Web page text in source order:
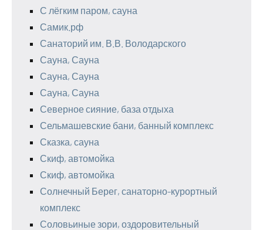
С лёгким паром, сауна
Самик.рф
Санаторий им. В.В. Володарского
Сауна, Сауна
Сауна, Сауна
Сауна, Сауна
Северное сияние, база отдыха
Сельмашевские бани, банный комплекс
Сказка, сауна
Скиф, автомойка
Скиф, автомойка
Солнечный Берег, санаторно-курортный
комплекс
Соловьиные зори, оздоровительный